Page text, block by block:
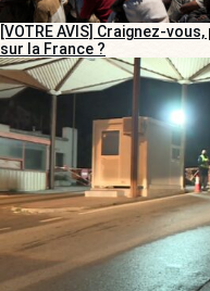
[VOTRE AVIS] Craignez-
sur la France ?